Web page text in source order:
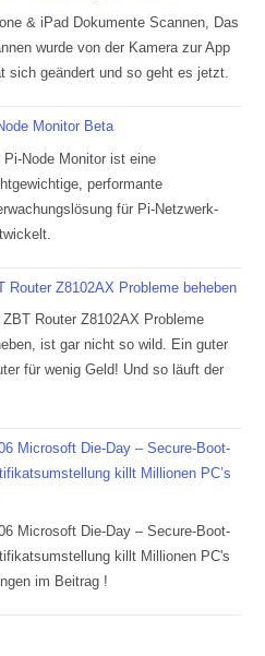
& iPad Dokumente Scannen, Das
wurde von der Kamera zur App
sich geändert und so geht es jetzt.
Monitor Beta
Pi-Node Monitor ist eine
performante
für Pi-Netzwerk-
Router Z8102AX Probleme beheben
ZBT Router Z8102AX Probleme
ist gar nicht so wild. Ein guter
für wenig Geld! Und so läuft der
Microsoft Die-Day – Secure-Boot-
killt Millionen PC’s
Microsoft Die-Day – Secure-Boot-
killt Millionen PC's
im Beitrag !